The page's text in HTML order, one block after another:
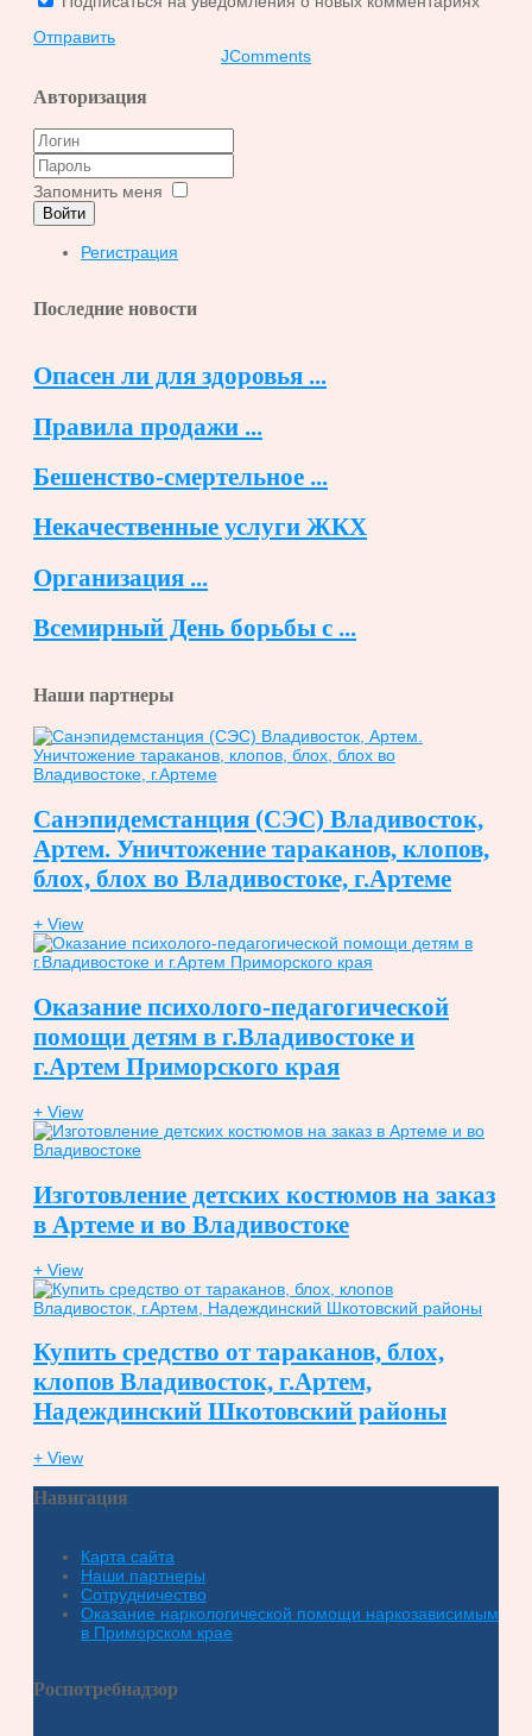
Отправить
JComments
Авторизация
Запомнить меня
Войти
Регистрация
Последние новости
Опасен ли для здоровья ...
Правила продажи ...
Бешенство-смертельное ...
Некачественные услуги ЖКХ
Организация ...
Всемирный День борьбы с ...
Наши партнеры
Санэпидемстанция (СЭС) Владивосток,
Артем. Уничтожение тараканов, клопов,
блох, блох во Владивостоке, г.Артеме
+ View
Оказание психолого-педагогической
помощи детям в г.Владивостоке и
г.Артем Приморского края
+ View
Изготовление детских костюмов на заказ
в Артеме и во Владивостоке
+ View
Купить средство от тараканов, блох,
клопов Владивосток, г.Артем,
Надеждинский Шкотовский районы
+ View
Навигация
Карта сайта
Наши партнеры
Сотрудничество
Оказание наркологической помощи наркозависимым
в Приморском крае
Роспотребнадзор